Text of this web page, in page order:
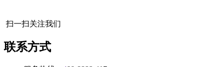
扫一扫关注我们
联系方式